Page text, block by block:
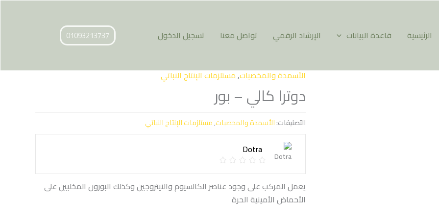
الرئيسية قاعدة البيانات الإرشاد الرقمي تواصل معنا تسجيل الدخول 01093213737
الأسمدة والمخصبات,مستلزمات الإنتاج النباتي
دوترا كالي – بور
التصنيفات:الأسمدة والمخصبات,مستلزمات الإنتاج النباتي
Dotra
يعمل المركب على وجود عناصر الكالسيوم والنيتروجين وكذلك البورون المخلبين على
الأحماض الأمينية الحرة